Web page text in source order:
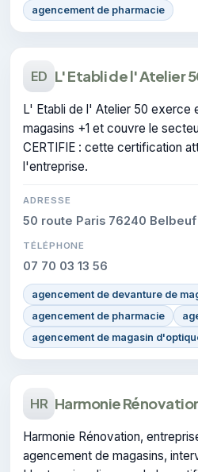
agencement de pharmacie
ED L' Etabli de l' Atelier
L' Etabli de l' Atelier 50 exerce
magasins +1 et couvre le
CERTIFIE : cette certification
l'entreprise.
ADRESSE
50 route Paris 76240 Belbeuf
TÉLÉPHONE
07 70 03 13 56
agencement de devanture de
agencement de pharmacie
agencement de magasin
HR Harmonie
Harmonie Rénovation,
agencement de magasins,